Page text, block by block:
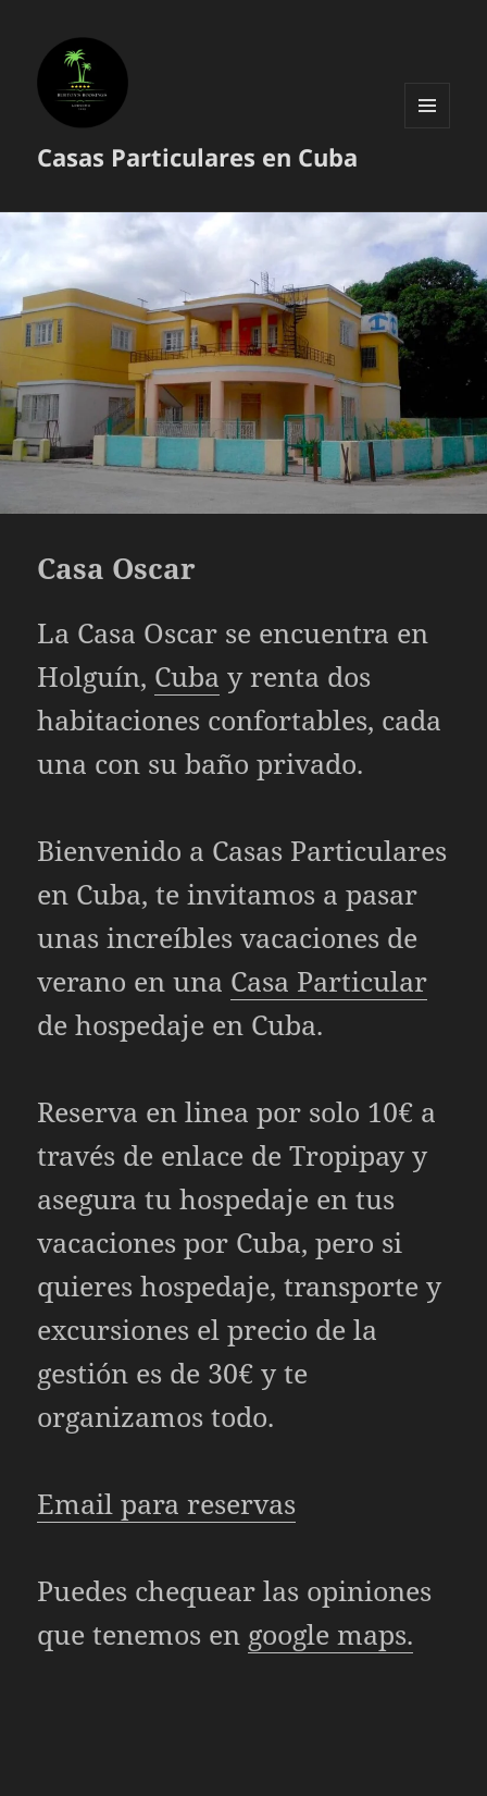
Casas Particulares en Cuba
Casa Oscar
La Casa Oscar se encuentra en
Holguín, Cuba y renta dos
habitaciones confortables, cada
una con su baño privado.
Bienvenido a Casas Particulares
en Cuba, te invitamos a pasar
unas increíbles vacaciones de
verano en una Casa Particular
de hospedaje en Cuba.
Reserva en linea por solo 10€ a
través de enlace de Tropipay y
asegura tu hospedaje en tus
vacaciones por Cuba, pero si
quieres hospedaje, transporte y
excursiones el precio de la
gestión es de 30€ y te
organizamos todo.
Email para reservas
Puedes chequear las opiniones
que tenemos en google maps.